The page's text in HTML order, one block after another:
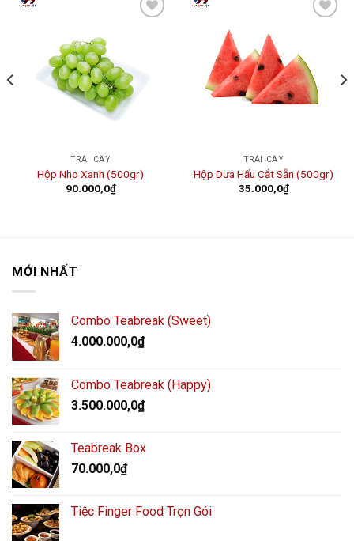
TRÁI CÂY
Hộp Nho Xanh (500gr)
90.000,0₫
TRÁI CÂY
Hộp Dưa Hấu Cắt Sẵn (500gr)
35.000,0₫
MỚI NHẤT
Combo Teabreak (Sweet)
4.000.000,0₫
Combo Teabreak (Happy)
3.500.000,0₫
Teabreak Box
70.000,0₫
Tiệc Finger Food Trọn Gói